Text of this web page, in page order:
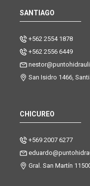
SANTIAGO
+562 2554 1878
+562 2556 6449
San Isidro 1466,
CHICUREO
+569 2007 6277
Gral. San Martín